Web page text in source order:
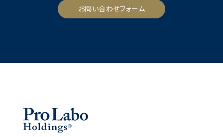
お問い合わせフォーム